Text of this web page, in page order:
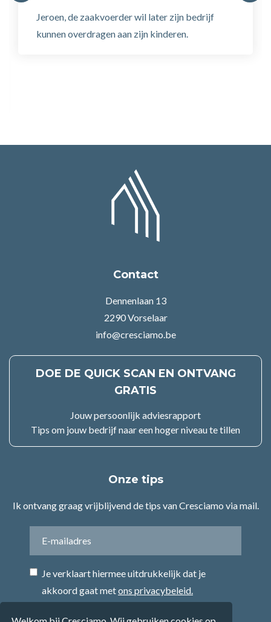
Jeroen, de zaakvoerder wil later zijn bedrijf
kunnen overdragen aan zijn kinderen.
Contact
Dennenlaan 13
2290 Vorselaar
info@cresciamo.be
DOE DE QUICK SCAN EN ONTVANG
GRATIS
Jouw persoonlijk adviesrapport
Tips om jouw bedrijf naar een hoger niveau te tillen
Onze tips
Ik ontvang graag vrijblijvend de tips van Cresciamo via mail.
Je verklaart hiermee uitdrukkelijk dat je
akkoord gaat metons privacybeleid.